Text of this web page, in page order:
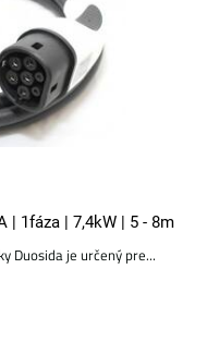
| 1fáza | 7,4kW | 5 - 8m
Duosida je určený pre...